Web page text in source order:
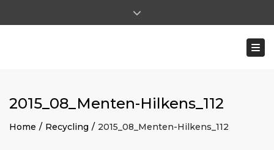
Close top bar
2015_08_Menten-Hilkens_112
Home Recycling 2015_08_Menten-Hilkens_112